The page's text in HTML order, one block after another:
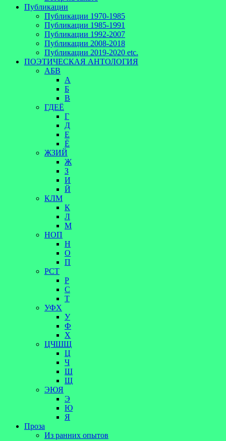
Публикации
Публикации 1970-1985
Публикации 1985-1991
Публикации 1992-2007
Публикации 2008-2018
Публикации 2019-2020 etc.
ПОЭТИЧЕСКАЯ АНТОЛОГИЯ
АБВ
А
Б
В
ГДЕЁ
Г
Д
Е
Ё
ЖЗИЙ
Ж
З
И
Й
КЛМ
К
Л
М
НОП
Н
О
П
РСТ
Р
С
Т
УФХ
У
Ф
Х
ЦЧШЩ
Ц
Ч
Ш
Щ
ЭЮЯ
Э
Ю
Я
Проза
Из ранних опытов